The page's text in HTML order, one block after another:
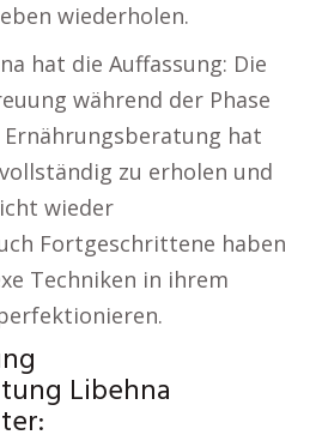
wiederholen.
hat die Auffassung: Die
während der Phase
hat
zu erholen und
wieder
Fortgeschrittene haben
Techniken in ihrem
Libehna